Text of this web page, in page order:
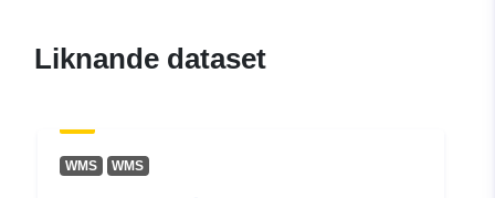
Liknande dataset
WMS WMS